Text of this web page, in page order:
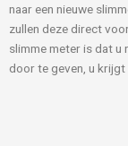
naar een nieuwe
zullen deze direct
slimme meter is dat u
door te geven, u krijgt